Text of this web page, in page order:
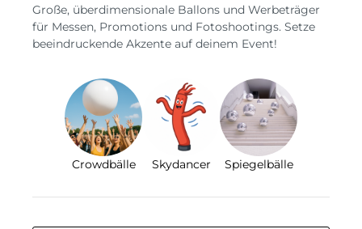
Große, überdimensionale Ballons und Werbeträger
für Messen, Promotions und Fotoshootings. Setze
beeindruckende Akzente auf deinem Event!
Crowdbälle Skydancer Spiegelbälle